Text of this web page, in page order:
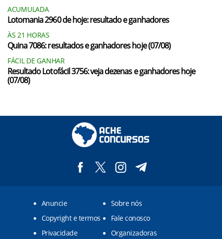
ACUMULADA
Lotomania 2960 de hoje: resultado e ganhadores
ÀS 21 HORAS
Quina 7086: resultados e ganhadores hoje (07/08)
FÁCIL DE GANHAR
Resultado Lotofácil 3756: veja dezenas e ganhadores hoje
(07/08)
Anuncie
Sobre nós
Copyright e termos
Fale conosco
Privacidade
Organizadoras